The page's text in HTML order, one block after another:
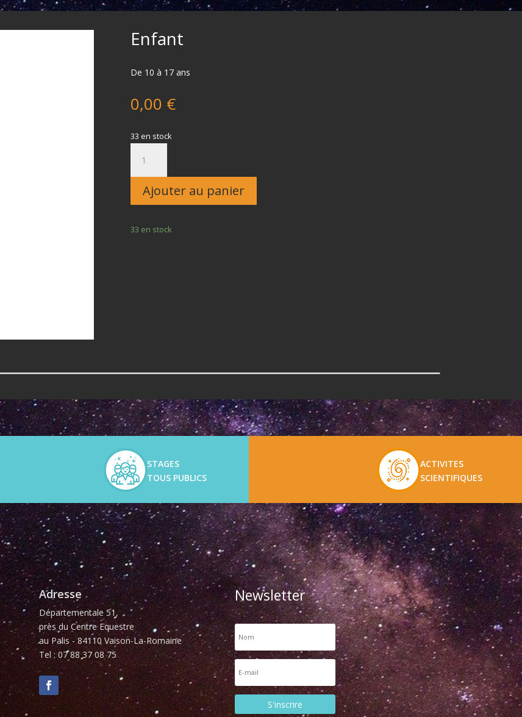
Enfant
De 10 à 17 ans
0,00 €
33 en stock
Enfant
Ajouter au panier
33 en stock
STAGES
TOUS PUBLICS
ACTIVITES
SCIENTIFIQUES
Adresse
Départementale 51,
près du Centre Equestre
au Palis - 84110 Vaison-La-Romaine
Tel : 07 88 37 08 75
Newsletter
S'inscrire